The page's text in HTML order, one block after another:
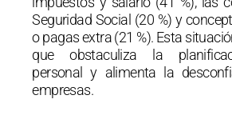
Seguridad Social (20 %) y
o pagas extra (21 %). Esta
que obstaculiza la
personal y alimenta la
empresas.